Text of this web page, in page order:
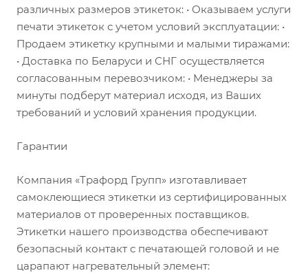
различных размеров этикеток: • Оказываем услуги
печати этикеток с учетом условий эксплуатации: •
Продаем этикетку крупными и малыми тиражами:
• Доставка по Беларуси и СНГ осуществляется
согласованным перевозчиком: • Менеджеры за
минуты подберут материал исходя, из Ваших
требований и условий хранения продукции.
Гарантии
Компания «Трафорд Групп» изготавливает
самоклеющиеся этикетки из сертифицированных
материалов от проверенных поставщиков.
Этикетки нашего производства обеспечивают
безопасный контакт с печатающей головой и не
царапают нагревательный элемент: